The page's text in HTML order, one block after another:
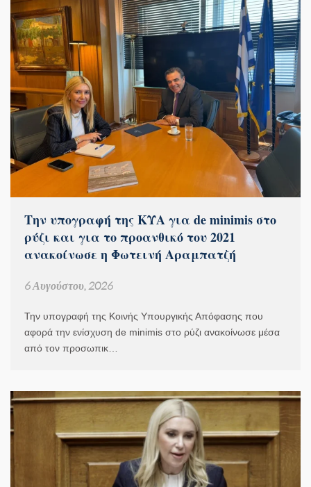
Την υπογραφή της ΚΥΑ για de minimis στο
ρύζι και για το προανθικό του 2021
ανακοίνωσε η Φωτεινή Αραμπατζή
6 Αυγούστου, 2026
Την υπογραφή της Κοινής Υπουργικής Απόφασης που
αφορά την ενίσχυση de minimis στο ρύζι ανακοίνωσε μέσα
από τον προσωπικ…